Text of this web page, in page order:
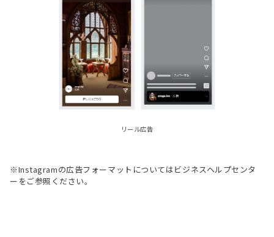
リール広告
※Instagramの広告フォーマットについてはビジネスヘルプセンタ
ーをご参照ください。